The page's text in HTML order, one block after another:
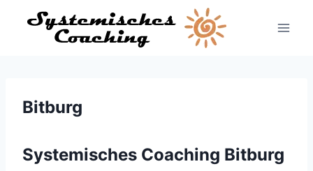
Inhalt
Bitburg
Systemisches Coaching Bitburg